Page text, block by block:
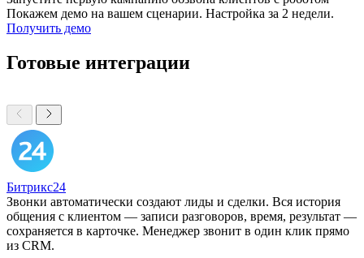
Покажем демо на вашем сценарии. Настройка за 2 недели.
Получить демо
Готовые интеграции
Битрикс24
Звонки автоматически создают лиды и сделки. Вся история
общения с клиентом — записи разговоров, время, результат —
сохраняется в карточке. Менеджер звонит в один клик прямо
из CRM.